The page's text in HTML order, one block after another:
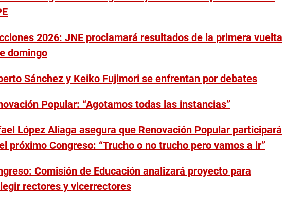
2026: JNE proclamará resultados de la primera vuelta
domingo
Sánchez y Keiko Fujimori se enfrentan por debates
Popular: “Agotamos todas las instancias”
López Aliaga asegura que Renovación Popular participará
próximo Congreso: “Trucho o no trucho pero vamos a ir”
Comisión de Educación analizará proyecto para
rectores y vicerrectores